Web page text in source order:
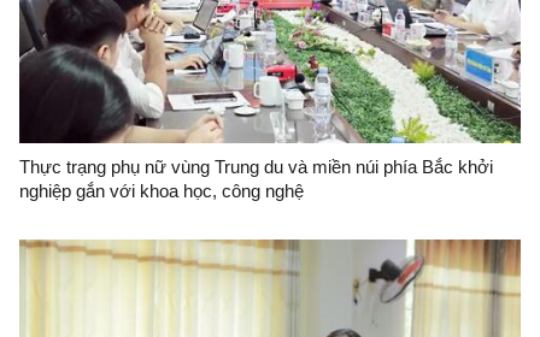
Thực trạng phụ nữ vùng Trung du và miền núi phía Bắc khởi
nghiệp gắn với khoa học, công nghệ